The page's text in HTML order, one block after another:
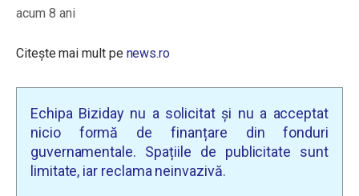
acum 8 ani
Citește mai mult pe news.ro
Echipa Biziday nu a solicitat și nu a acceptat
nicio formă de finanțare din fonduri
guvernamentale. Spațiile de publicitate sunt
limitate, iar reclama neinvazivă.